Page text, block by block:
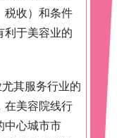
税收）和条件
利于美容业的
其服务行业的
在美容院线行
中心城市市